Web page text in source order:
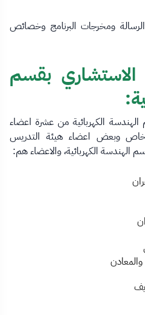
ومخرجات البرنامج وخصائص
بقسم
الكهربائية من عشرة اعضاء
وبعض اعضاء هيئة التدريس
الكهربائية، والاعضاء هم:
المصعبي
ال صويان
محنشي
ناصر الشريف